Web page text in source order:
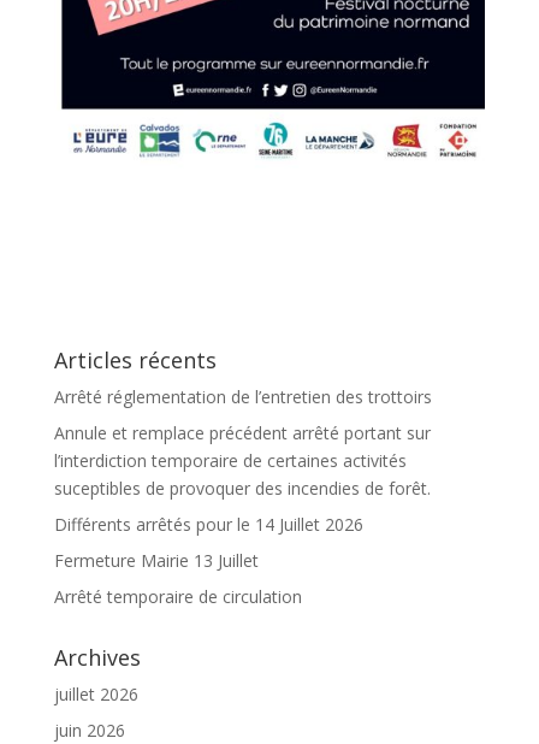
Articles récents
Arrêté réglementation de l’entretien des trottoirs
Annule et remplace précédent arrêté portant sur
l’interdiction temporaire de certaines activités
suceptibles de provoquer des incendies de forêt.
Différents arrêtés pour le 14 Juillet 2026
Fermeture Mairie 13 Juillet
Arrêté temporaire de circulation
Archives
juillet 2026
juin 2026